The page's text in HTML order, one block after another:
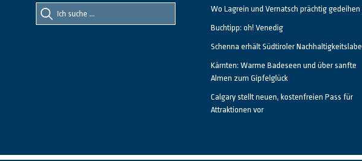
Suche
nach::
Suche
nach:
Wo Lagrein und Vernatsch prächtig gedeihen
Buchtipp: oh! Venedig
Schenna erhält Südtiroler Nachhaltigkeitslabel
Kärnten: Warme Badeseen und über sanfte
Almen zum Gipfelglück
Calgary stellt neuen, kostenfreien Pass für
Attraktionen vor